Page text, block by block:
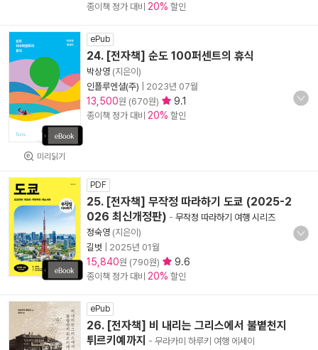
종이책 정가 대비 20% 할인
미리읽기
ePub
24. [전자책] 순도 100퍼센트의 휴식
박상영 (지은이)
인플루엔셜(주)
2023년 07월
13,500원 (670원) 9.1
종이책 정가 대비 20% 할인
PDF
25. [전자책] 무작정 따라하기 도쿄 (2025-2
026 최신개정판) - 무작정 따라하기 여행 시리즈
정숙영 (지은이)
길벗
2025년 01월
15,840원 (790원) 9.6
종이책 정가 대비 20% 할인
ePub
26. [전자책] 비 내리는 그리스에서 불볕천지
튀르키예까지 - 무라카미 하루키 여행 에세이